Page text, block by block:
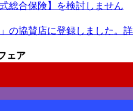
総合保険】を検討しません
の協賛店に登録しました。 詳
ェア